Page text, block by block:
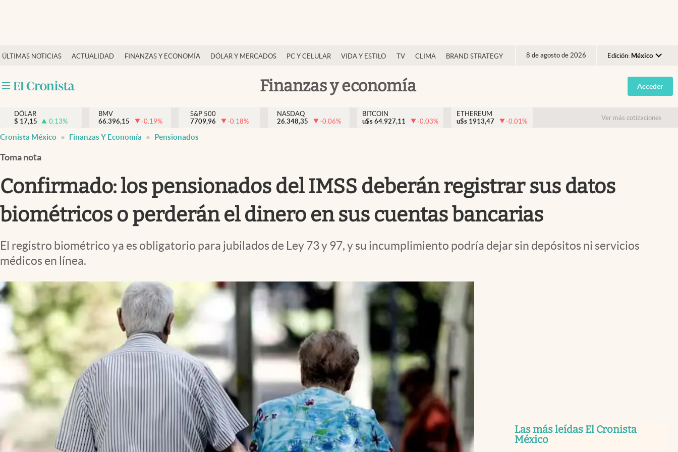
ÚLTIMAS NOTICIAS ACTUALIDAD FINANZAS Y ECONOMÍA DÓLAR Y MERCADOS PC Y CELULAR VIDA Y ESTILO TV CLIMA BRAND STRATEGY 8 de agosto de 2026 Edición: México
Argentina
España
USA
Finanzas y economía
Actualidad
Internacionales
Opinión
Brand Strategy
Vida y estilo
Tv
Espiritualidad
abre en nueva pestaña
Acceder
DÓLAR
$ 17,15 0.13%
BMV
66.396,15
-0.19%
S&P 500
7709,96
-0.18%
NASDAQ
26.348,35
-0.06%
BITCOIN
u$s 64.927,11 -0.03%
ETHEREUM
u$s 1913,47 -0.01% Ver más cotizaciones
Cronista México Finanzas Y Economía Pensionados
Toma nota
Confirmado: los pensionados del IMSS deberán registrar sus datos
biométricos o perderán el dinero en sus cuentas bancarias
El registro biométrico ya es obligatorio para jubilados de Ley 73 y 97, y su incumplimiento podría dejar sin depósitos ni servicios
médicos en línea.
Las más leídas El Cronista
México